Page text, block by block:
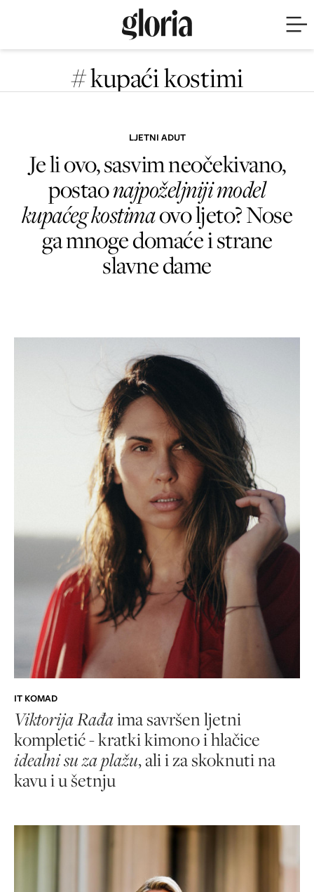
# kupaći kostimi
LJETNI ADUT
Je li ovo, sasvim neočekivano,
postaonajpoželjniji model
kupaćeg kostimaovo ljeto? Nose
ga mnoge domaće i strane
slavne dame
IT KOMAD
Viktorija Rađaima savršen ljetni
kompletić - kratki kimono i hlačice
idealni su za plažu, ali i za skoknuti na
kavu i u šetnju